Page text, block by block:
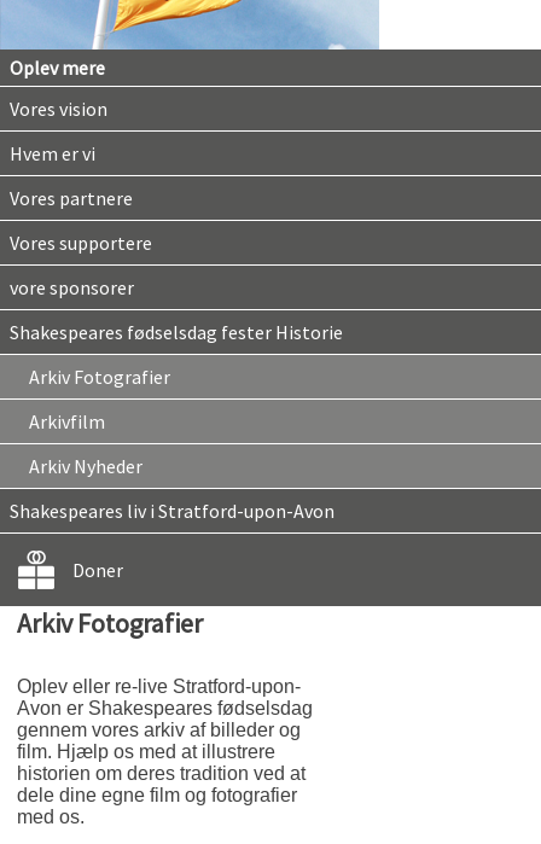
Oplev mere
Vores vision
Hvem er vi
Vores partnere
Vores supportere
vore sponsorer
Shakespeares fødselsdag fester Historie
Arkiv Fotografier
Arkivfilm
Arkiv Nyheder
Shakespeares liv i Stratford-upon-Avon
Doner
Arkiv Fotografier
Oplev eller re-live Stratford-upon-
Avon er Shakespeares fødselsdag
gennem vores arkiv af billeder og
film. Hjælp os med at illustrere
historien om deres tradition ved at
dele dine egne film og fotografier
med os.